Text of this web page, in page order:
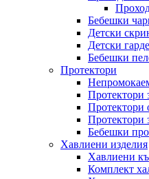
Бебешки
Детски
Детски
Бебешки
Протектори
Протектори
Протектори
Протектори
Бебешки
Хавлиени изделия
Хавлиени
Комплект